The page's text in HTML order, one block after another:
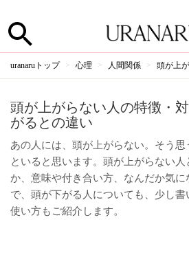
uranaruトップ 心理 人間関係 頭が上
頭が上がらない人の特徴・
がるとの違い
あの人には、頭が上がらない。そう
といると思います。頭が上がらない
か、意味や付き合い方、なんだか気
で、頭が下がる人についても、少し
使い方もご紹介します。